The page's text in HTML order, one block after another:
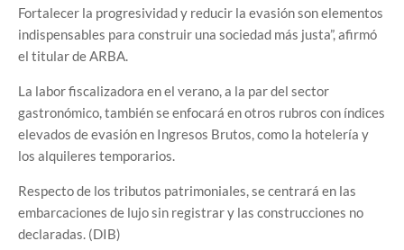
Fortalecer la progresividad y reducir la evasión son elementos
indispensables para construir una sociedad más justa”, afirmó
el titular de ARBA.
La labor fiscalizadora en el verano, a la par del sector
gastronómico, también se enfocará en otros rubros con índices
elevados de evasión en Ingresos Brutos, como la hotelería y
los alquileres temporarios.
Respecto de los tributos patrimoniales, se centrará en las
embarcaciones de lujo sin registrar y las construcciones no
declaradas. (DIB)